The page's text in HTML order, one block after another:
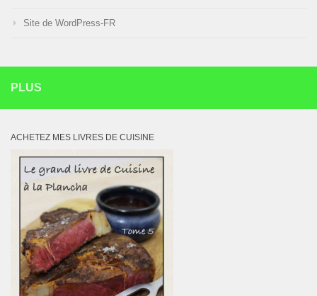
Site de WordPress-FR
PLUS
ACHETEZ MES LIVRES DE CUISINE